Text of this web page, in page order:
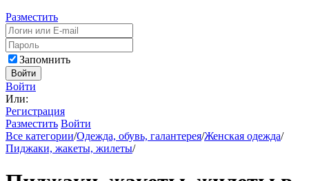
Разместить
Запомнить
Войти
Войти
Или:
Регистрация
Разместить Войти
Все категории/Одежда, обувь, галантерея/Женская одежда/
Пиджаки, жакеты, жилеты/